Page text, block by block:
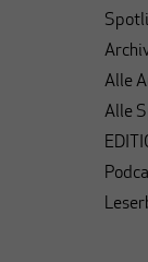
Alle
Alle